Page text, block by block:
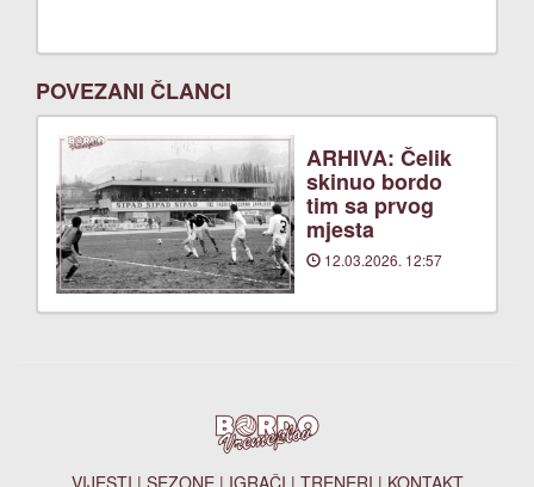
POVEZANI ČLANCI
ARHIVA: Čelik
skinuo bordo
tim sa prvog
mjesta
12.03.2026. 12:57
VIJESTI | SEZONE| IGRAČI | TRENERI | KONTAKT